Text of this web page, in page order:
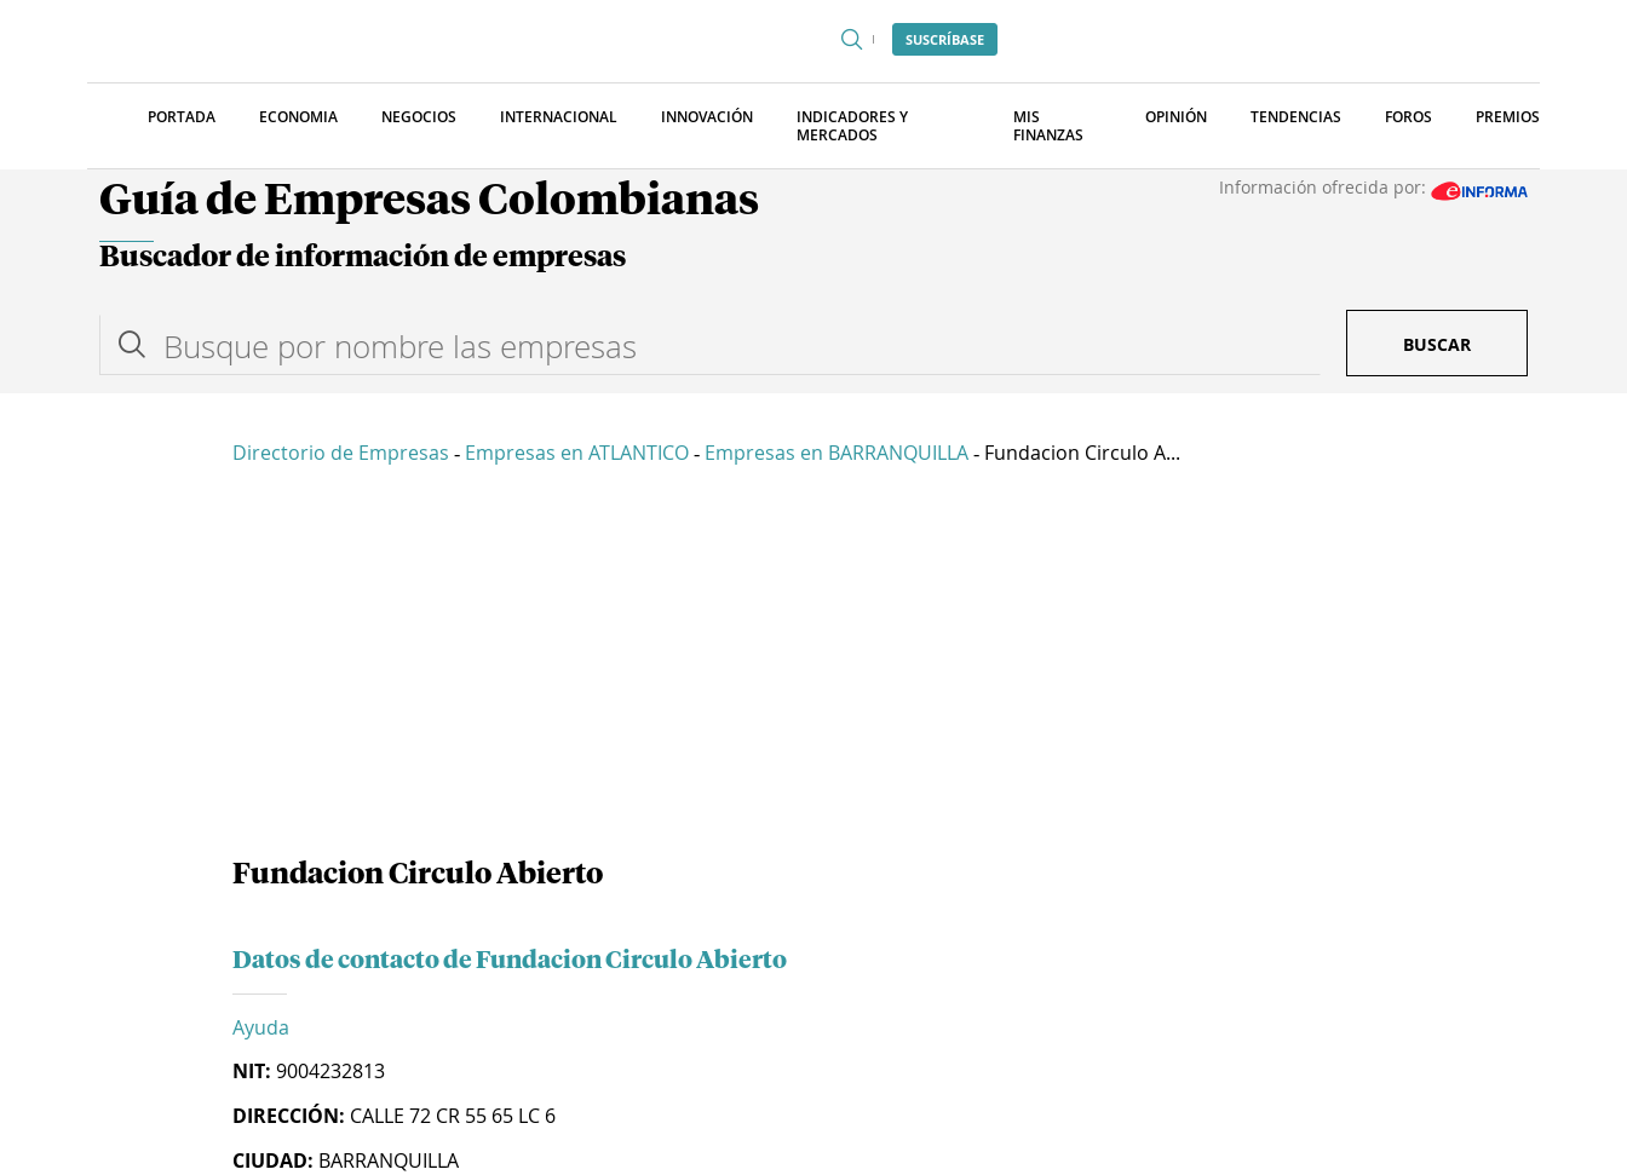
SUSCRÍBASE
PORTADA ECONOMIA NEGOCIOS INTERNACIONAL INNOVACIÓN
INDICADORES Y
MERCADOS
MIS
FINANZAS
OPINIÓN TENDENCIAS FOROS PREMIOS
Guía de Empresas Colombianas Información ofrecida por:
Buscador de información de empresas
BUSCAR
Directorio de Empresas - Empresas en ATLANTICO - Empresas en BARRANQUILLA - Fundacion Circulo A...
Fundacion Circulo Abierto
Datos de contacto de Fundacion Circulo Abierto
Ayuda
NIT: 9004232813
DIRECCIÓN: CALLE 72 CR 55 65 LC 6
CIUDAD: BARRANQUILLA